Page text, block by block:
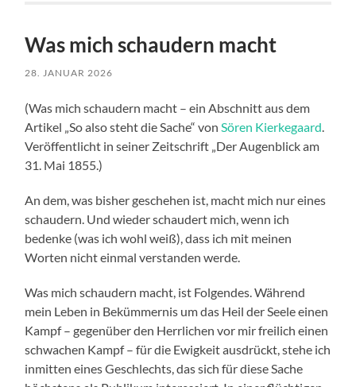
Was mich schaudern macht
28. JANUAR 2026
(Was mich schaudern macht – ein Abschnitt aus dem
Artikel „So also steht die Sache“ vonSören Kierkegaard.
Veröffentlicht in seiner Zeitschrift „Der Augenblick am
31. Mai 1855.)
An dem, was bisher geschehen ist, macht mich nur eines
schaudern. Und wieder schaudert mich, wenn ich
bedenke (was ich wohl weiß), dass ich mit meinen
Worten nicht einmal verstanden werde.
Was mich schaudern macht, ist Folgendes. Während
mein Leben in Bekümmernis um das Heil der Seele einen
Kampf – gegenüber den Herrlichen vor mir freilich einen
schwachen Kampf – für die Ewigkeit ausdrückt, stehe ich
inmitten eines Geschlechts, das sich für diese Sache